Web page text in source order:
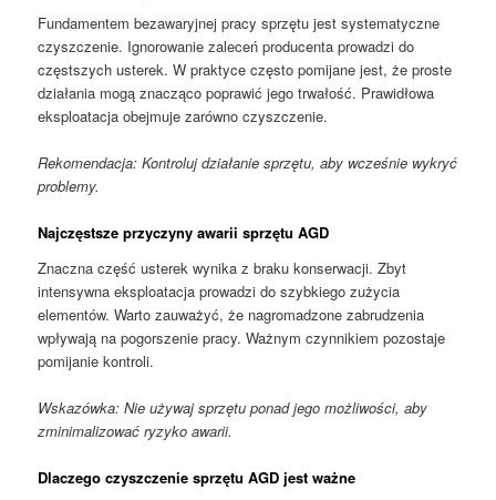
Fundamentem bezawaryjnej pracy sprzętu jest systematyczne
czyszczenie. Ignorowanie zaleceń producenta prowadzi do
częstszych usterek. W praktyce często pomijane jest, że proste
działania mogą znacząco poprawić jego trwałość. Prawidłowa
eksploatacja obejmuje zarówno czyszczenie.
Rekomendacja: Kontroluj działanie sprzętu, aby wcześnie wykryć
problemy.
Najczęstsze przyczyny awarii sprzętu AGD
Znaczna część usterek wynika z braku konserwacji. Zbyt
intensywna eksploatacja prowadzi do szybkiego zużycia
elementów. Warto zauważyć, że nagromadzone zabrudzenia
wpływają na pogorszenie pracy. Ważnym czynnikiem pozostaje
pomijanie kontroli.
Wskazówka: Nie używaj sprzętu ponad jego możliwości, aby
zminimalizować ryzyko awarii.
Dlaczego czyszczenie sprzętu AGD jest ważne